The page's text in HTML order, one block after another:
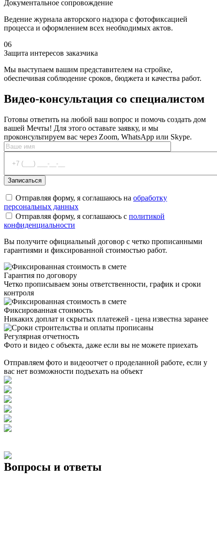
Документальное сопровождение
Ведение журнала авторского надзора с фотофиксацией
процесса и оформлением всех необходимых актов.
06
Защита интересов заказчика
Мы выступаем вашим представителем на стройке,
обеспечивая соблюдение сроков, бюджета и качества работ.
Видео-консультация со специалистом
Готовы ответить на любой ваш вопрос и помочь создать дом
вашей Мечты! Для этого оставьте заявку, и мы
проконсультируем вас через Zoom, WhatsApp или Skype.
Отправляя форму, я соглашаюсь на обработку
персональных данных
Отправляя форму, я соглашаюсь с политикой
конфиденциальности
Вы получите официальный договор с четко прописанными
гарантиями и фиксированной стоимостью работ.
Гарантия по договору
Четко прописываем зоны ответственности, график и сроки
контроля
Фиксированная стоимость
Никаких доплат и скрытых платежей - цена известна заранее
Регулярная отчетность
Фото и видео с объекта, даже если вы не можете приехать
Отправляем фото и видеоотчет о проделанной работе, если у
вас нет возможности подъехать на объект
Вопросы и ответы